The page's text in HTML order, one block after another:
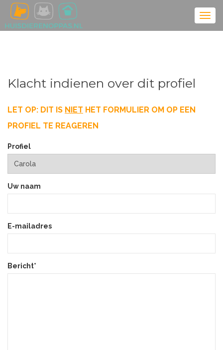
Klacht indienen over dit profiel
LET OP: DIT IS NIET HET FORMULIER OM OP EEN
PROFIEL TE REAGEREN
Profiel
Uw naam
E-mailadres
Bericht*